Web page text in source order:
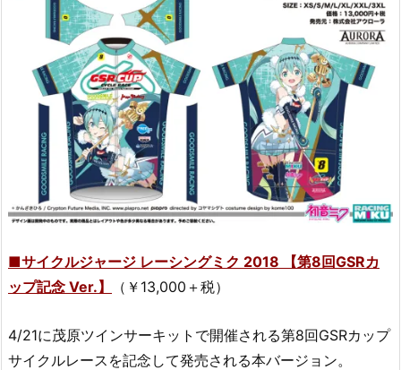
■サイクルジャージ レーシングミク 2018 【第8回GSRカ
ップ記念 Ver.】
（￥13,000＋税）
4/21に茂原ツインサーキットで開催される第8回GSRカップ
サイクルレースを記念して発売される本バージョン。